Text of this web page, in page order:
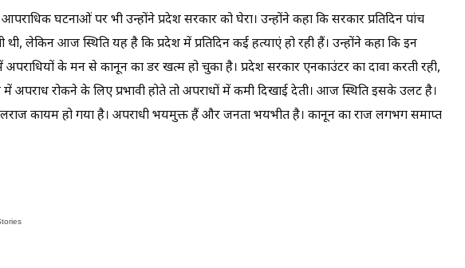
घटनाओं पर भी उन्होंने प्रदेश सरकार को घेरा। उन्होंने कहा कि सरकार प्रतिदिन पांच
लेकिन आज स्थिति यह है कि प्रदेश में प्रतिदिन कई हत्याएं हो रही हैं। उन्होंने कहा कि इन
के मन से कानून का डर खत्म हो चुका है। प्रदेश सरकार एनकाउंटर का दावा करती रही,
अपराध रोकने के लिए प्रभावी होते तो अपराधों में कमी दिखाई देती। आज स्थिति इसके उलट है।
कायम हो गया है। अपराधी भयमुक्त हैं और जनता भयभीत है। कानून का राज लगभग समाप्त